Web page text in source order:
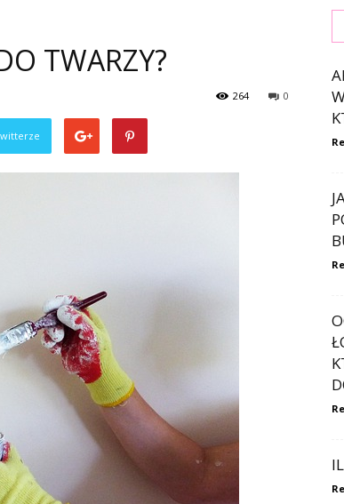
TWARZY?
0
264